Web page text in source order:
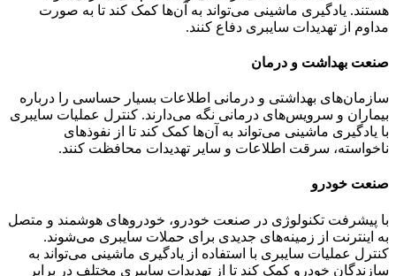
هستند. یادگیری ماشینی می‌تواند به آن‌ها کمک کند تا به صورت
مداوم از تهدیدات سایبری دفاع کنند.
صنعت بهداشت و درمان
سازمان‌های بهداشتی و درمانی اطلاعات بسیار حساسی را درباره
بیماران و سرویس‌های درمانی نگه می‌دارند. کنترل عملیات سایبری
با یادگیری ماشینی می‌تواند به آن‌ها کمک کند تا از نفوذهای
ناخواسته، سرقت اطلاعات و سایر تهدیدات محافظت کنند.
صنعت خودرو
با پیشرفت تکنولوژی در صنعت خودرو، خودروهای هوشمند و متصل
به اینترنت از زمینه‌های جدیدی برای حملات سایبری می‌شوند.
کنترل عملیات سایبری با استفاده از یادگیری ماشینی می‌تواند به
سازندگان خودرو کمک کند تا از تهدیدات سایبری مختلف در برابر